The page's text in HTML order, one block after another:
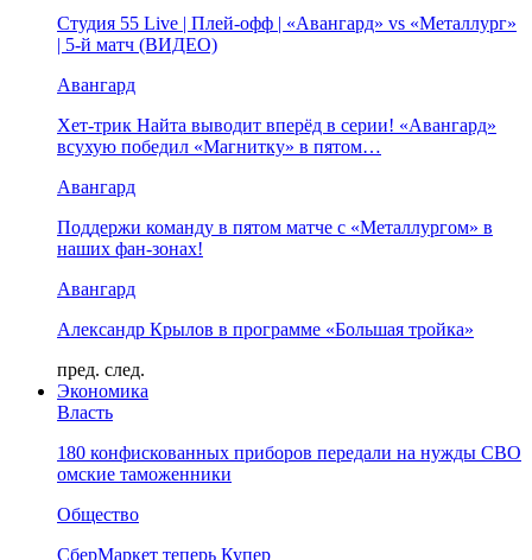
Студия 55 Live | Плей-офф | «Авангард» vs «Металлург»
| 5-й матч (ВИДЕО)
Авангард
Хет-трик Найта выводит вперёд в серии! «Авангард»
всухую победил «Магнитку» в пятом…
Авангард
Поддержи команду в пятом матче с «Металлургом» в
наших фан-зонах!
Авангард
Александр Крылов в программе «Большая тройка»
пред. след.
Экономика
Власть
180 конфискованных приборов передали на нужды СВО
омские таможенники
Общество
СберМаркет теперь Купер